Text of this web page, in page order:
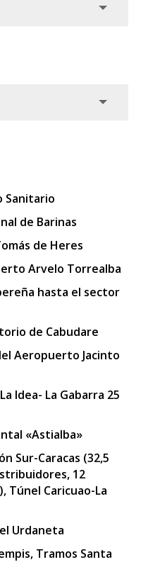
Sanitario
de Barinas
de Heres
Arvelo Torrealba
hasta el sector
de Cabudare
Aeropuerto Jacinto
Idea- La Gabarra 25
«Astialba»
Sur-Caracas (32,5
12
Túnel Caricuao-La
Urdaneta
Tramos Santa